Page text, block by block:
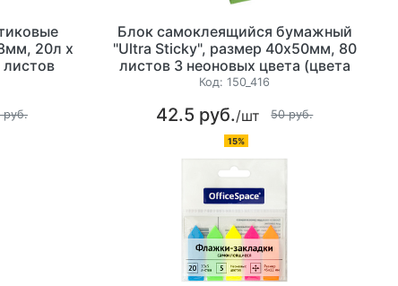
20л х
листов
руб.
Блок самоклеящийся бумажный
"Ultra Sticky", размер 40х50мм, 80
листов 3 неоновых цвета (цвета
ассорти)
Код:150_416
42.5 руб./шт 50 руб.
15%